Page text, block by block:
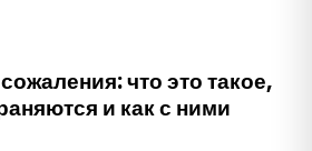
что это такое,
и как с ними